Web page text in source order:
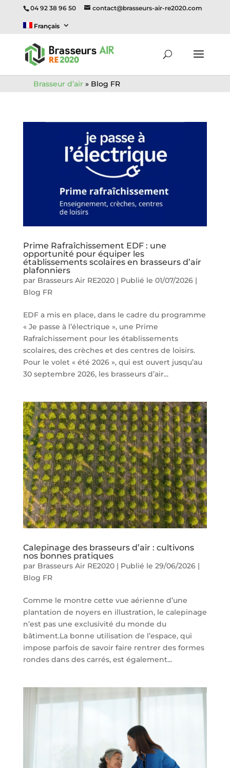
Brasseur d’air» Blog FR
04 92 38 96 50 contact@brasseurs-air-re2020.com
Français
Prime Rafraîchissement EDF : une
opportunité pour équiper les
établissements scolaires en brasseurs d’air
plafonniers
par Brasseurs Air RE2020| Publié le 01/07/2026|
Blog FR
EDF a mis en place, dans le cadre du programme
« Je passe à l’électrique », une Prime
Rafraîchissement pour les établissements
scolaires, des crèches et des centres de loisirs.
Pour le volet « été 2026 », qui est ouvert jusqu’au
30 septembre 2026, les brasseurs d’air...
Calepinage des brasseurs d’air : cultivons
nos bonnes pratiques
par Brasseurs Air RE2020| Publié le 29/06/2026|
Blog FR
Comme le montre cette vue aérienne d’une
plantation de noyers en illustration, le calepinage
n’est pas une exclusivité du monde du
bâtiment.La bonne utilisation de l’espace, qui
impose parfois de savoir faire rentrer des formes
rondes dans des carrés, est également...